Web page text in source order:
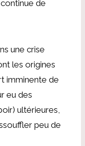
de
une crise
les origines
imminente de
eu des
ultérieures,
peu de